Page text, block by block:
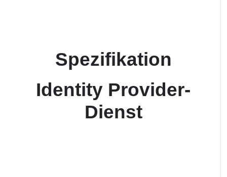
Spezifikation
Identity Provider-
Dienst